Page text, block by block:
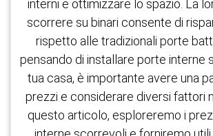
interni e ottimizzare lo spazio. La
scorrere su binari consente di
rispetto alle tradizionali porte
pensando di installare porte interne
tua casa, è importante avere una
prezzi e considerare diversi fattori
questo articolo, esploreremo i